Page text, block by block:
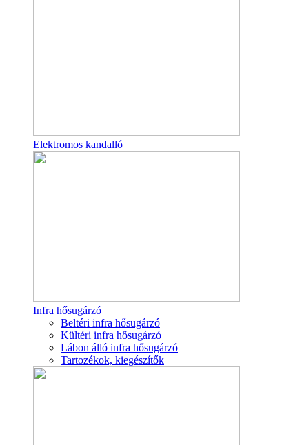
Elektromos kandalló
Infra hősugárzó
Beltéri infra hősugárzó
Kültéri infra hősugárzó
Lábon álló infra hősugárzó
Tartozékok, kiegészítők